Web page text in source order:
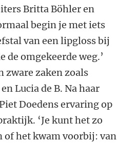
Britta Böhler en
begin je met iets
van een lipgloss bij
de omgekeerde weg.’
zware zaken zoals
Lucia de B. Na haar
Doedens ervaring op
‘Je kunt het zo
of het kwam voorbij: van